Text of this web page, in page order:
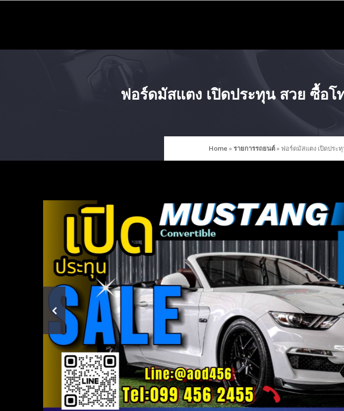
ฟอร์ดมัสแตง เปิดประทุน สวย ซื้อ
Home »รายการรถยนต์» ฟอร์ดมัสแตง เปิดประ